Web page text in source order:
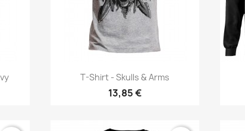
Vorschau
T-Shirt - Skulls & Arms
13,85 €